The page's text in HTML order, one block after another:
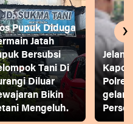
Pupuk Diduga
Jatah
Bersubsi
Tani Di
Diluar
Bikin
Mengeluh.
gelar
›